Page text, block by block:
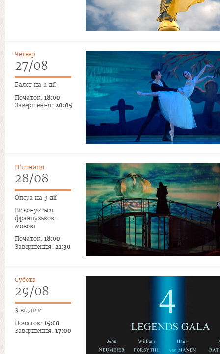
Четвер
27/08
Балет на 2 дії
Початок: 18:00
Завершення: 20:05
П'ятниця
28/08
Опера на 3 дії
Виконується
французькою
мовою
Початок: 18:00
Завершення: 21:30
Субота
29/08
3 відділи
Початок: 15:00
Завершення: 17:00